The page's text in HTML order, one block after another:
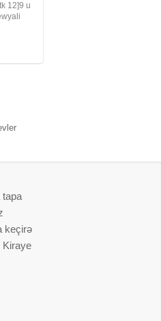
12]9 u
tapa
keçirə
Kiraye